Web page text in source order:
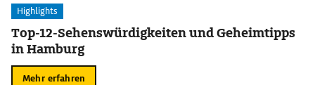
Highlights
Top-12-Sehenswürdigkeiten und Geheimtipps
in Hamburg
Mehr erfahren